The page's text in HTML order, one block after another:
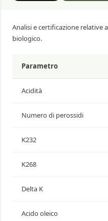
Analisi e certificazione relative
biologico.
Parametro
Acidità
Numero di perossidi
K232
K268
Delta K
Acido oleico